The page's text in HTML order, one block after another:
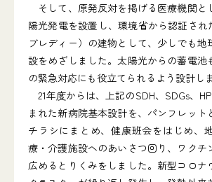
そして、原発反対を掲げる医療機関と
陽光発電を設置し、環境省から認証され
ブレディー）の建物として、少しでも地
設をめざしました。太陽光からの蓄電池
の緊急対応にも役立てられるよう設計し
21年度からは、上記のSDH、SDGs、
まれた新病院基本設計を、パンフレット
チラシにまとめ、健康班会をはじめ、
療・介護施設へのあいさつ回り、ワクチ
広めるとりくみをしました。新型コロナ